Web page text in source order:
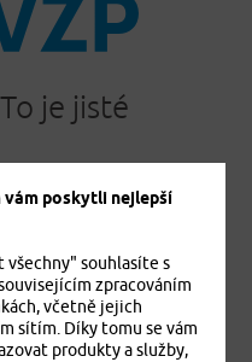
je jisté
MEDVÍDEK
cizinců
vám poskytli nejlepší
souhlasíte s
zpracováním
včetně jejich
sítím. Díky tomu se vám
produkty a služby,